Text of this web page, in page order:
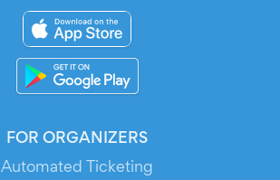
FOR ORGANIZERS
Automated Ticketing